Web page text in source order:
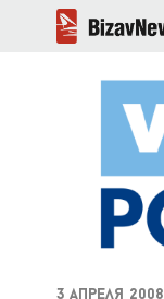
3 апреля 2008